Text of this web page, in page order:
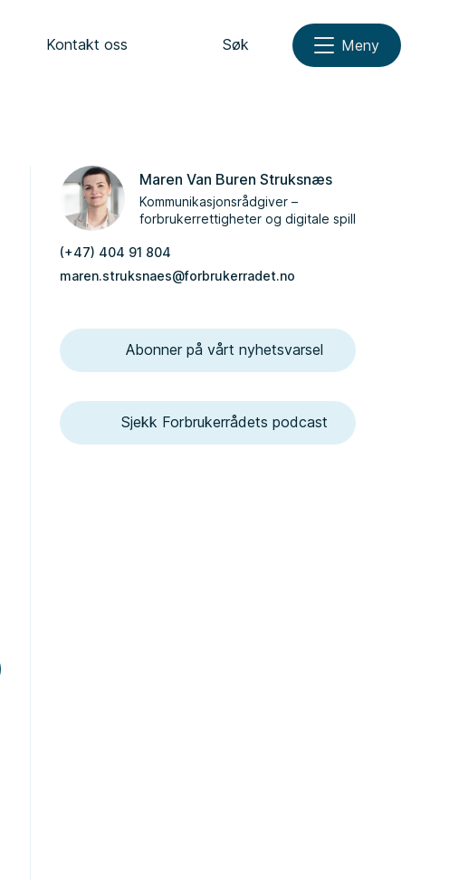
Kontakt oss Søk Meny
Maren Van Buren Struksnæs
Kommunikasjonsrådgiver –
forbrukerrettigheter og digitale spill
(+47) 404 91 804
maren.struksnaes@forbrukerradet.no
Abonner på vårt nyhetsvarsel
Sjekk Forbrukerrådets podcast